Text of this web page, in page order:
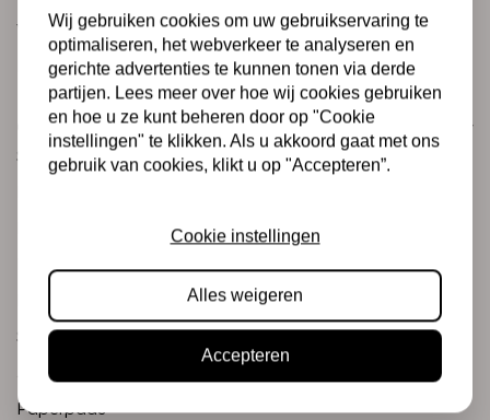
Verzending en retourneren
Betalingsmogelijkheden
Categorieën
Scrapbooking
Koopjeshoek
Stempels & Inkt
Junk journaling
Paperpads
Wij gebruiken cookies om uw gebruikservaring te
optimaliseren, het webverkeer te analyseren en
gerichte advertenties te kunnen tonen via derde
partijen. Lees meer over hoe wij cookies gebruiken
en hoe u ze kunt beheren door op "Cookie
instellingen" te klikken. Als u akkoord gaat met ons
gebruik van cookies, klikt u op "Accepteren”.
Cookie instellingen
Alles weigeren
Accepteren